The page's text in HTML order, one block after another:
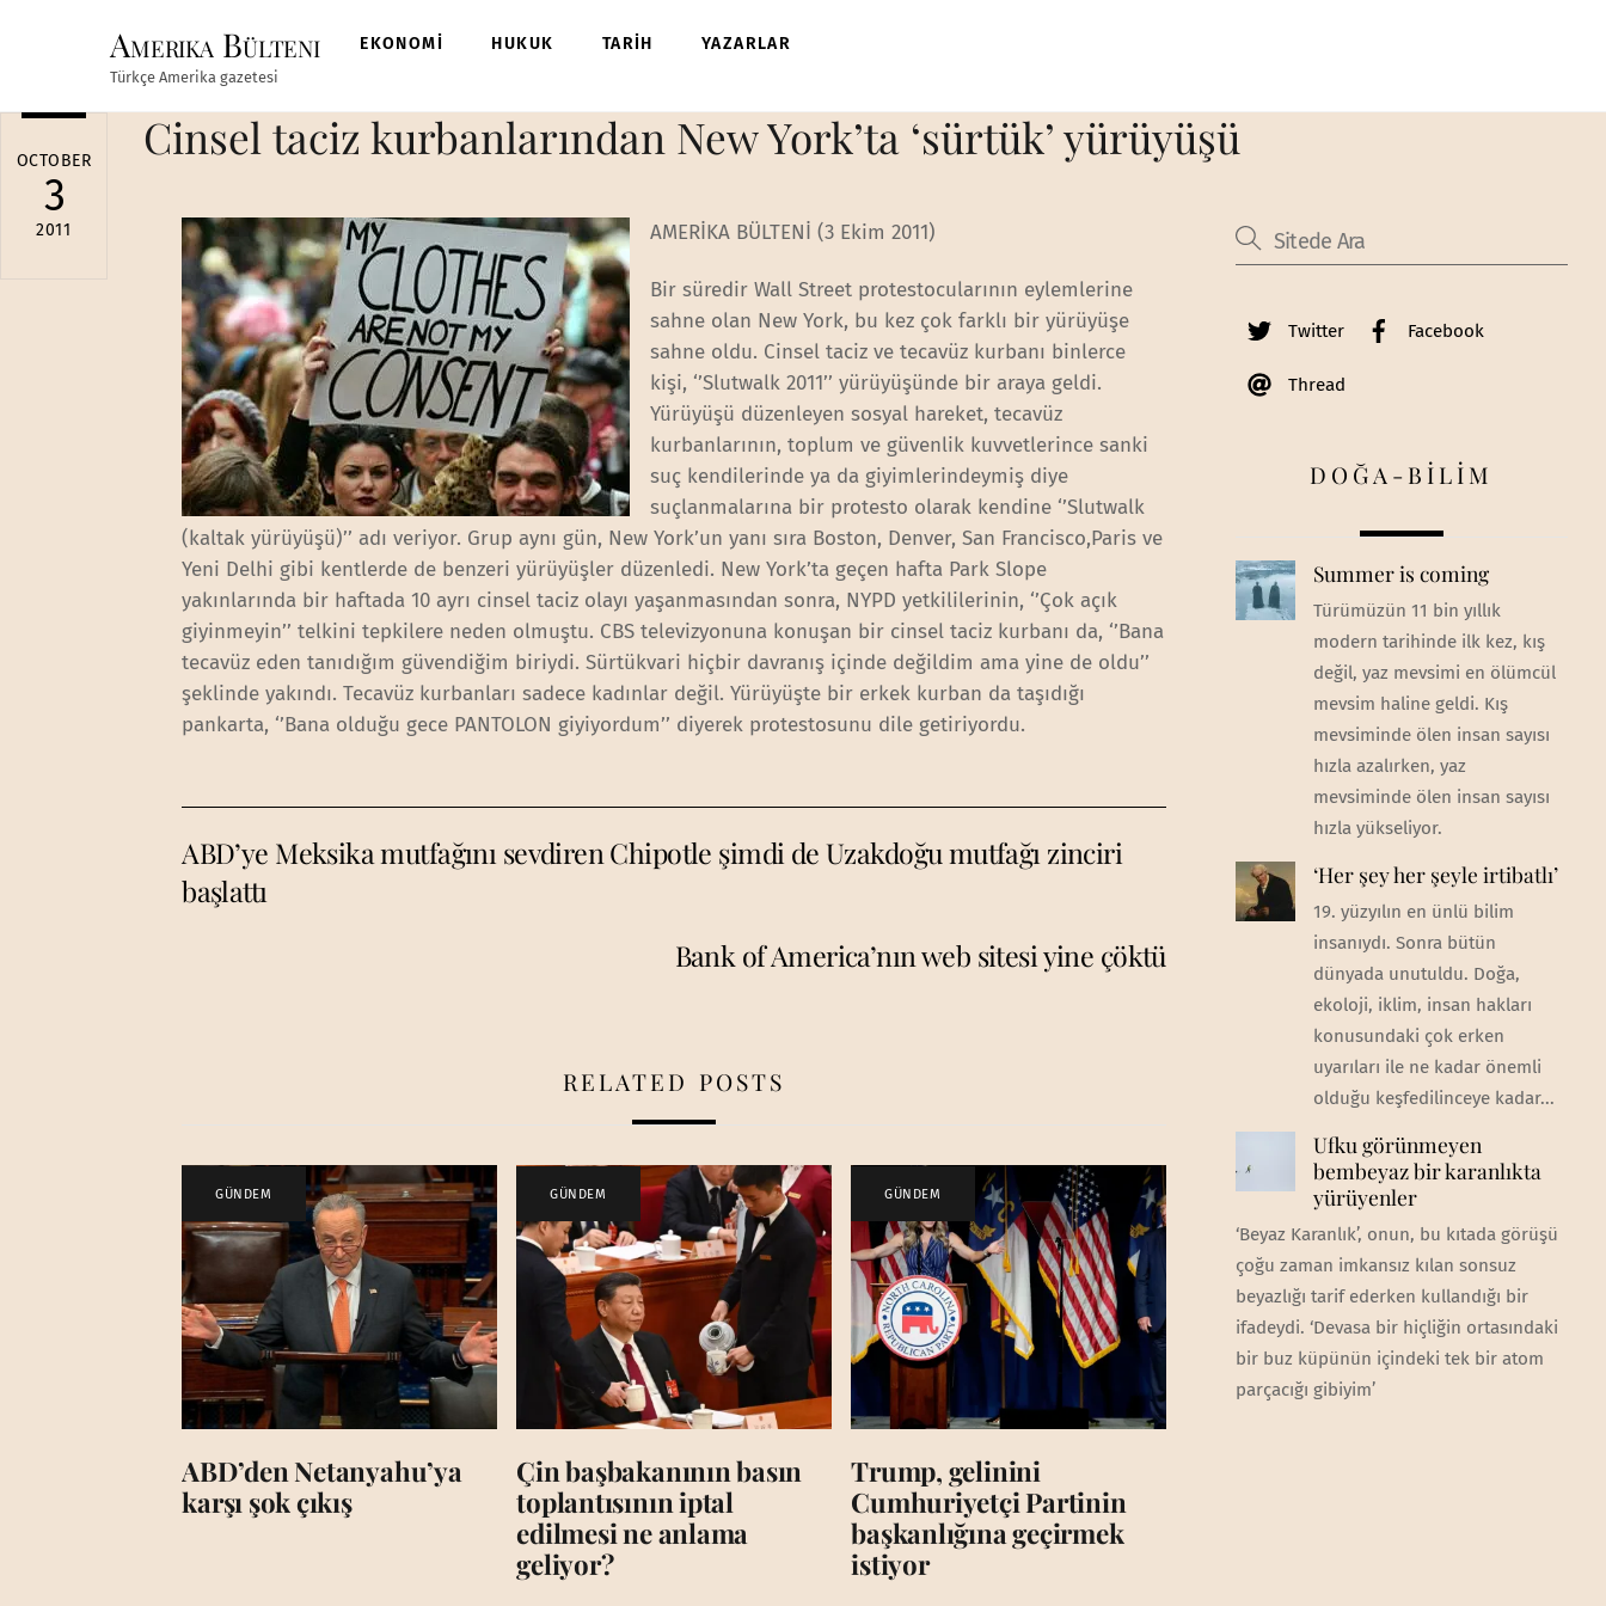
Amerika Bülteni
Türkçe Amerika gazetesi
EKONOMİ HUKUK TARİH YAZARLAR
OCTOBER
3
2011
Cinsel taciz kurbanlarından New York’ta ‘sürtük’ yürüyüşü
AMERİKA BÜLTENİ (3 Ekim 2011)
Bir süredir Wall Street protestocularının eylemlerine
sahne olan New York, bu kez çok farklı bir yürüyüşe
sahne oldu. Cinsel taciz ve tecavüz kurbanı binlerce
kişi, ‘’Slutwalk 2011’’ yürüyüşünde bir araya geldi.
Yürüyüşü düzenleyen sosyal hareket, tecavüz
kurbanlarının, toplum ve güvenlik kuvvetlerince sanki
suç kendilerinde ya da giyimlerindeymiş diye
suçlanmalarına bir protesto olarak kendine ‘’Slutwalk
(kaltak yürüyüşü)’’ adı veriyor. Grup aynı gün, New York’un yanı sıra Boston, Denver, San Francisco,Paris ve
Yeni Delhi gibi kentlerde de benzeri yürüyüşler düzenledi. New York’ta geçen hafta Park Slope
yakınlarında bir haftada 10 ayrı cinsel taciz olayı yaşanmasından sonra, NYPD yetkililerinin, ‘’Çok açık
giyinmeyin’’ telkini tepkilere neden olmuştu. CBS televizyonuna konuşan bir cinsel taciz kurbanı da, ‘’Bana
tecavüz eden tanıdığım güvendiğim biriydi. Sürtükvari hiçbir davranış içinde değildim ama yine de oldu’’
şeklinde yakındı. Tecavüz kurbanları sadece kadınlar değil. Yürüyüşte bir erkek kurban da taşıdığı
pankarta, ‘’Bana olduğu gece PANTOLON giyiyordum’’ diyerek protestosunu dile getiriyordu.
ABD’ye Meksika mutfağını sevdiren Chipotle şimdi de Uzakdoğu mutfağı zinciri
başlattı
Bank of America’nın web sitesi yine çöktü
RELATED POSTS
GÜNDEM
ABD’den Netanyahu’ya
karşı şok çıkış
GÜNDEM
Çin başbakanının basın
toplantısının iptal
edilmesi ne anlama
geliyor?
GÜNDEM
Trump, gelinini
Cumhuriyetçi Partinin
başkanlığına geçirmek
istiyor
Twitter Facebook
Thread
DOĞA-BİLİM
Summer is coming
Türümüzün 11 bin yıllık
modern tarihinde ilk kez, kış
değil, yaz mevsimi en ölümcül
mevsim haline geldi. Kış
mevsiminde ölen insan sayısı
hızla azalırken, yaz
mevsiminde ölen insan sayısı
hızla yükseliyor.
‘Her şey her şeyle irtibatlı’
19. yüzyılın en ünlü bilim
insanıydı. Sonra bütün
dünyada unutuldu. Doğa,
ekoloji, iklim, insan hakları
konusundaki çok erken
uyarıları ile ne kadar önemli
olduğu keşfedilinceye kadar...
Ufku görünmeyen
bembeyaz bir karanlıkta
yürüyenler
‘Beyaz Karanlık’, onun, bu kıtada görüşü
çoğu zaman imkansız kılan sonsuz
beyazlığı tarif ederken kullandığı bir
ifadeydi. ‘Devasa bir hiçliğin ortasındaki
bir buz küpünün içindeki tek bir atom
parçacığı gibiyim’